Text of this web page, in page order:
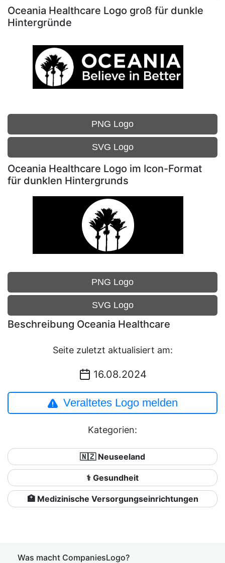
Oceania Healthcare Logo groß für dunkle
Hintergründe
PNG Logo
SVG Logo
Oceania Healthcare Logo im Icon-Format
für dunklen Hintergrunds
PNG Logo
SVG Logo
Beschreibung Oceania Healthcare
Seite zuletzt aktualisiert am:
16.08.2024
Veraltetes Logo melden
Kategorien:
🇳🇿 Neuseeland
⚕️ Gesundheit
🏥 Medizinische Versorgungseinrichtungen
Was macht CompaniesLogo?